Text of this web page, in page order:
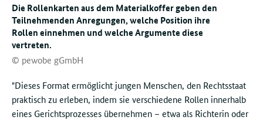
Die Rollenkarten aus dem Materialkoffer geben den
Teilnehmenden Anregungen, welche Position ihre
Rollen einnehmen und welche Argumente diese
vertreten.
© pewobe gGmbH
"Dieses Format ermöglicht jungen Menschen, den Rechtsstaat
praktisch zu erleben, indem sie verschiedene Rollen innerhalb
eines Gerichtsprozesses übernehmen – etwa als Richterin oder